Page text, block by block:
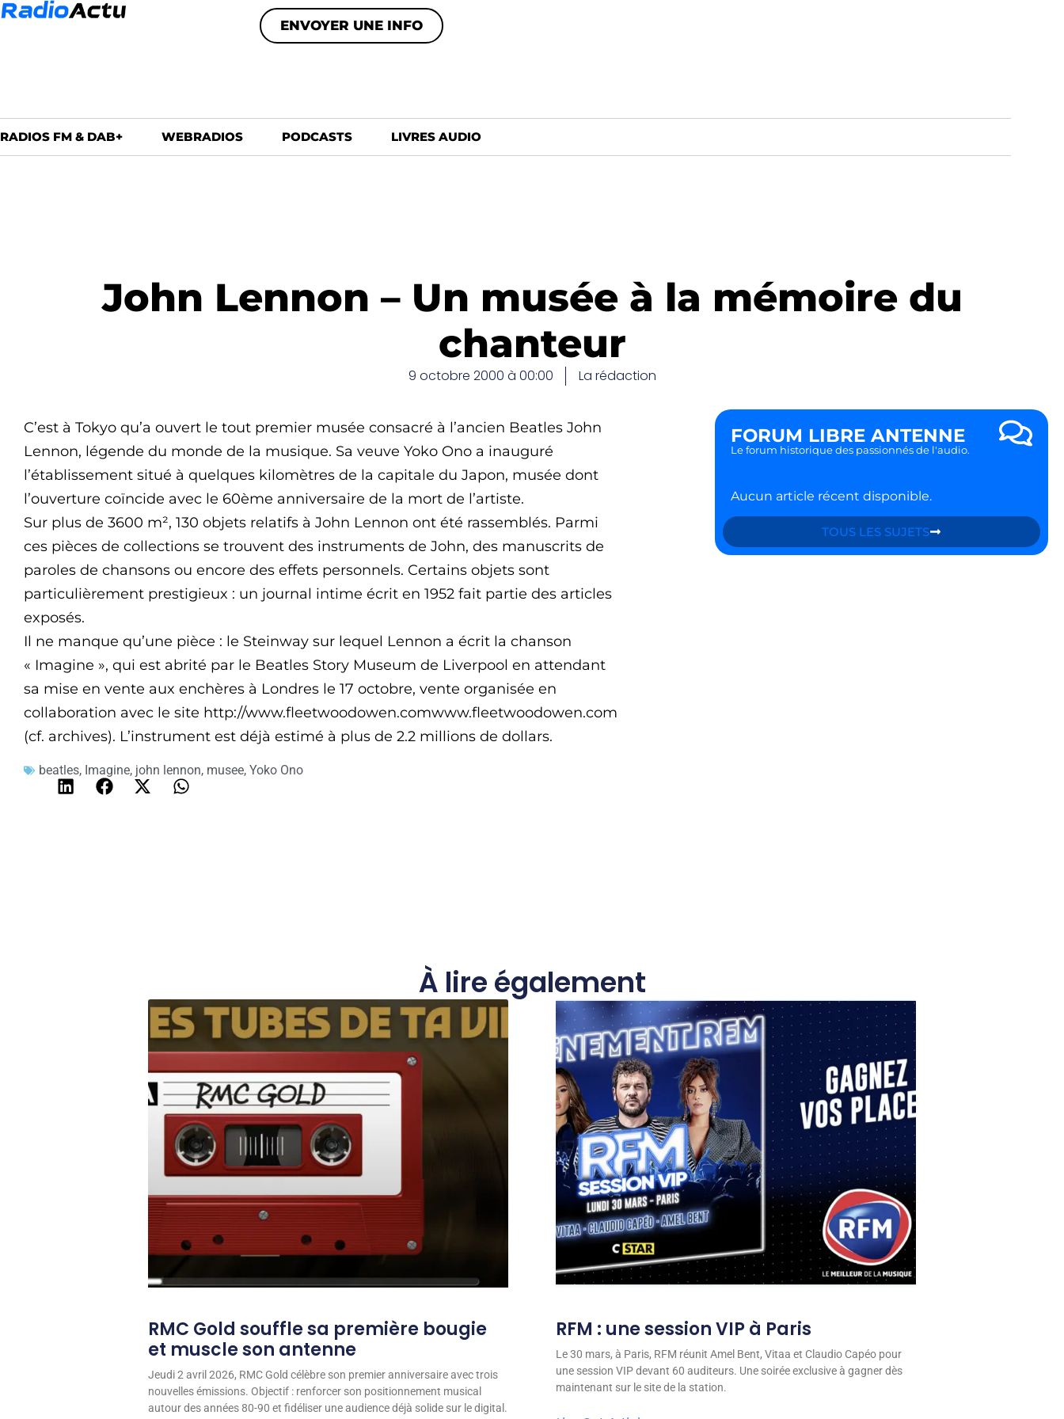
ENVOYER UNE INFO
RADIOS FM & DAB+ WEBRADIOS PODCASTS LIVRES AUDIO
John Lennon – Un musée à la mémoire du
chanteur
9 octobre 2000 à 00:00 La rédaction
C’est à Tokyo qu’a ouvert le tout premier musée consacré à l’ancien Beatles John
Lennon, légende du monde de la musique. Sa veuve Yoko Ono a inauguré
l’établissement situé à quelques kilomètres de la capitale du Japon, musée dont
l’ouverture coïncide avec le 60ème anniversaire de la mort de l’artiste.
Sur plus de 3600 m², 130 objets relatifs à John Lennon ont été rassemblés. Parmi
ces pièces de collections se trouvent des instruments de John, des manuscrits de
paroles de chansons ou encore des effets personnels. Certains objets sont
particulièrement prestigieux : un journal intime écrit en 1952 fait partie des articles
exposés.
Il ne manque qu’une pièce : le Steinway sur lequel Lennon a écrit la chanson
« Imagine », qui est abrité par le Beatles Story Museum de Liverpool en attendant
sa mise en vente aux enchères à Londres le 17 octobre, vente organisée en
collaboration avec le site http://www.fleetwoodowen.comwww.fleetwoodowen.com
(cf. archives). L’instrument est déjà estimé à plus de 2.2 millions de dollars.
beatles, Imagine, john lennon, musee, Yoko Ono
FORUM LIBRE ANTENNE
Le forum historique des passionnés de l'audio.
Aucun article récent disponible.
TOUS LES SUJETS
À lire également
RMC Gold souffle sa première bougie
et muscle son antenne
Jeudi 2 avril 2026, RMC Gold célèbre son premier anniversaire avec trois
nouvelles émissions. Objectif : renforcer son positionnement musical
autour des années 80-90 et fidéliser une audience déjà solide sur le digital.
RFM : une session VIP à Paris
Le 30 mars, à Paris, RFM réunit Amel Bent, Vitaa et Claudio Capéo pour
une session VIP devant 60 auditeurs. Une soirée exclusive à gagner dès
maintenant sur le site de la station.